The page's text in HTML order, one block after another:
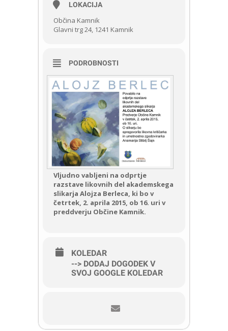
LOKACIJA
Občina Kamnik
Glavni trg 24, 1241 Kamnik
PODROBNOSTI
Vljudno vabljeni na odprtje
razstave likovnih del akademskega
slikarja Alojza Berleca, ki bo v
četrtek, 2. aprila 2015, ob 16. uri v
preddverju Občine Kamnik.
KOLEDAR
--> DODAJ DOGODEK V
SVOJ GOOGLE KOLEDAR